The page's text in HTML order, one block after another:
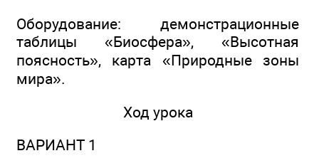
Оборудование: демонстрационные
таблицы «Биосфера», «Высотная
поясность», карта «Природные зоны
мира».
Ход урока
ВАРИАНТ 1